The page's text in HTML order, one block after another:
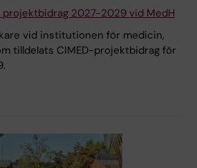
projektbidrag 2027-2029 vid MedH
vid institutionen för medicin,
tilldelats CIMED-projektbidrag för